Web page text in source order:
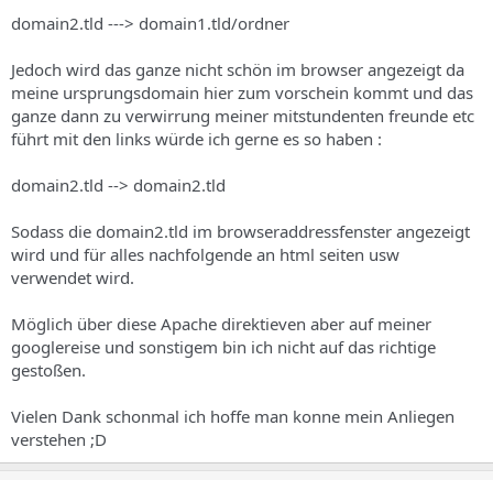
domain2.tld ---> domain1.tld/ordner
Jedoch wird das ganze nicht schön im browser angezeigt da
meine ursprungsdomain hier zum vorschein kommt und das
ganze dann zu verwirrung meiner mitstundenten freunde etc
führt mit den links würde ich gerne es so haben :
domain2.tld --> domain2.tld
Sodass die domain2.tld im browseraddressfenster angezeigt
wird und für alles nachfolgende an html seiten usw
verwendet wird.
Möglich über diese Apache direktieven aber auf meiner
googlereise und sonstigem bin ich nicht auf das richtige
gestoßen.
Vielen Dank schonmal ich hoffe man konne mein Anliegen
verstehen ;D